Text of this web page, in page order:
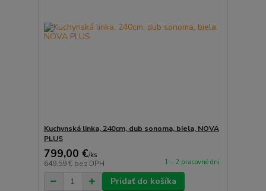
Kuchynská linka, 240cm, dub sonoma, biela, NOVA
PLUS
799,00 €/ks
649,59 € bez DPH 1 - 2 pracovné dni
Pridať do košíka